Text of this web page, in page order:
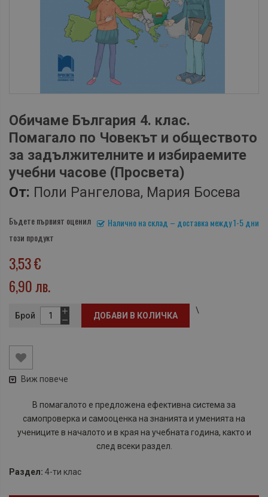
Обичаме България 4. клас.
Помагало по Човекът и обществото
за задължителните и избираемите
учебни часове (Просвета)
От: Поли Рангелова, Мария Босева
Налично на склад – доставка между 1-5 дни
Бъдете първият оценил
този продукт
3,53 €
6,90 лв.
Брой ДОБАВИ В КОЛИЧКА
\
Виж повече
В помагалото е предложена ефективна система за
самопроверка и самооценка на знанията и уменията на
учениците в началото и в края на учебната година, както и
след всеки раздел.
Раздел: 4-ти клас